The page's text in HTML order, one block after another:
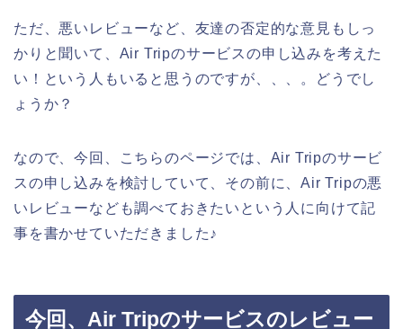
ただ、悪いレビューなど、友達の否定的な意見もしっ
かりと聞いて、Air Tripのサービスの申し込みを考えた
い！という人もいると思うのですが、、、。どうでし
ょうか？
なので、今回、こちらのページでは、Air Tripのサービ
スの申し込みを検討していて、その前に、Air Tripの悪
いレビューなども調べておきたいという人に向けて記
事を書かせていただきました♪
今回、Air Tripのサービスのレビュー